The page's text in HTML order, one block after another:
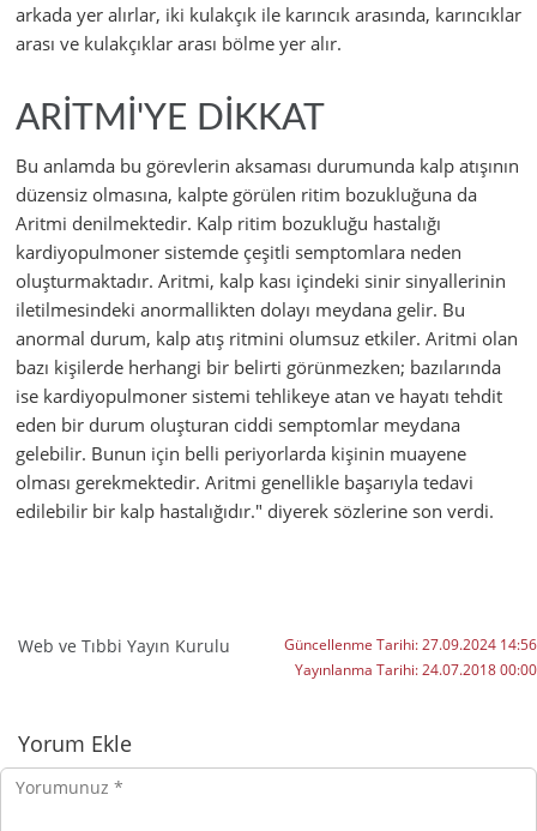
arkada yer alırlar, iki kulakçık ile karıncık arasında, karıncıklar
arası ve kulakçıklar arası bölme yer alır.
ARİTMİ'YE DİKKAT
Bu anlamda bu görevlerin aksaması durumunda kalp atışının
düzensiz olmasına, kalpte görülen ritim bozukluğuna da
Aritmi denilmektedir. Kalp ritim bozukluğu hastalığı
kardiyopulmoner sistemde çeşitli semptomlara neden
oluşturmaktadır. Aritmi, kalp kası içindeki sinir sinyallerinin
iletilmesindeki anormallikten dolayı meydana gelir. Bu
anormal durum, kalp atış ritmini olumsuz etkiler. Aritmi olan
bazı kişilerde herhangi bir belirti görünmezken; bazılarında
ise kardiyopulmoner sistemi tehlikeye atan ve hayatı tehdit
eden bir durum oluşturan ciddi semptomlar meydana
gelebilir. Bunun için belli periyorlarda kişinin muayene
olması gerekmektedir. Aritmi genellikle başarıyla tedavi
edilebilir bir kalp hastalığıdır." diyerek sözlerine son verdi.
Web ve Tıbbi Yayın Kurulu Güncellenme Tarihi:27.09.2024 14:56
Yayınlanma Tarihi:24.07.2018 00:00
Yorumlar
Yorum Ekle
Yorumunuz